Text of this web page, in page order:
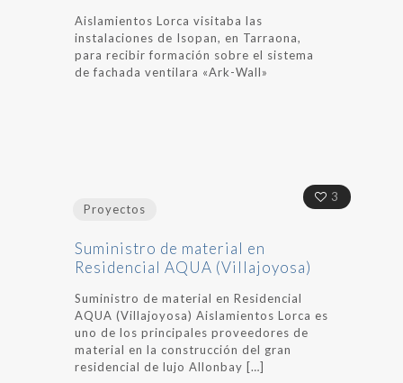
Aislamientos Lorca visitaba las
instalaciones de Isopan, en Tarraona,
para recibir formación sobre el sistema
de fachada ventilara «Ark-Wall»
3
Proyectos
Suministro de material en
Residencial AQUA (Villajoyosa)
Suministro de material en Residencial
AQUA (Villajoyosa) Aislamientos Lorca es
uno de los principales proveedores de
material en la construcción del gran
residencial de lujo Allonbay […]